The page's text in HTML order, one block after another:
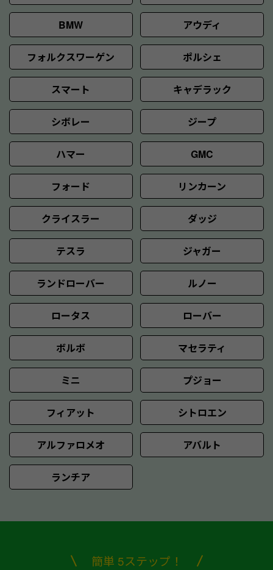
BMW アウディ
フォルクスワーゲン ポルシェ
スマート キャデラック
シボレー ジープ
ハマー GMC
フォード リンカーン
クライスラー ダッジ
テスラ ジャガー
ランドローバー ルノー
ロータス ローバー
ボルボ マセラティ
ミニ プジョー
フィアット シトロエン
アルファロメオ アバルト
ランチア
簡単 5ステップ！